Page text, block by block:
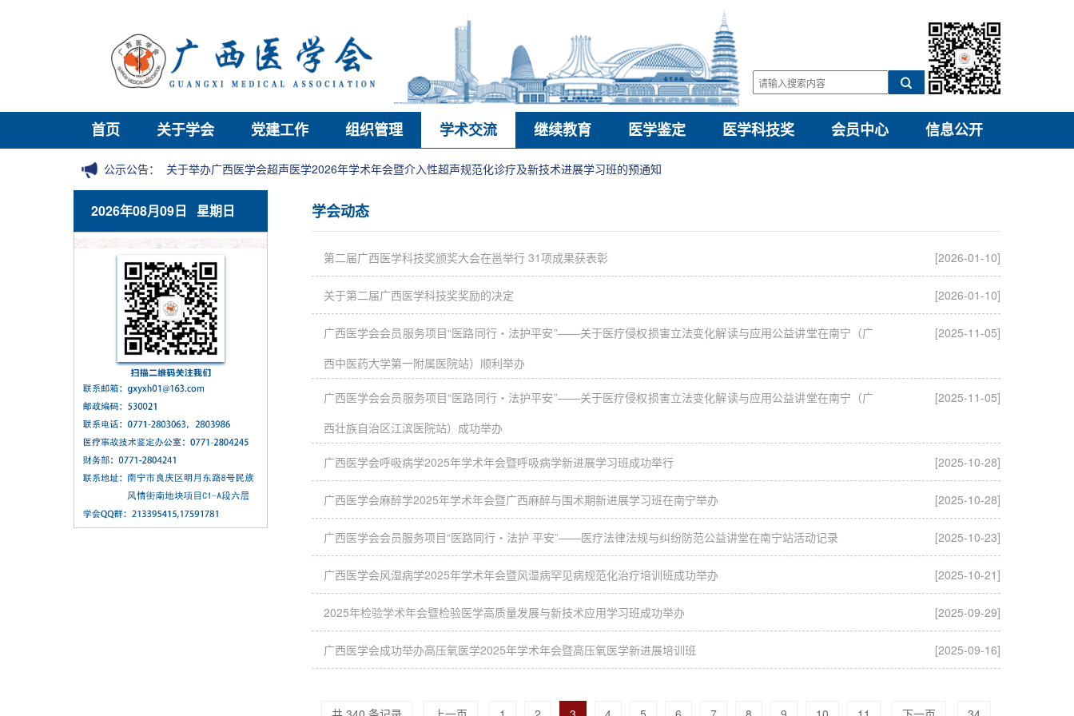
首页 关于学会 党建工作 组织管理 学术交流 继续教育 医学鉴定 医学科技奖 会员中心 信息公开
公示公告： 关于举办广西医学会超声医学2026年学术年会暨介入性超声规范化诊疗及新技术进展学习班的预通知
2026年08月09日 星期日 学会动态
第二届广西医学科技奖颁奖大会在邕举行 31项成果获表彰 [2026-01-10]
关于第二届广西医学科技奖奖励的决定 [2026-01-10]
广西医学会会员服务项目“医路同行・法护平安”——关于医疗侵权损害立法变化解读与应用公益讲堂在南宁（广
西中医药大学第一附属医院站）顺利举办
[2025-11-05]
广西医学会会员服务项目“医路同行・法护平安”——关于医疗侵权损害立法变化解读与应用公益讲堂在南宁（广
西壮族自治区江滨医院站）成功举办
[2025-11-05]
广西医学会呼吸病学2025年学术年会暨呼吸病学新进展学习班成功举行 [2025-10-28]
广西医学会麻醉学2025年学术年会暨广西麻醉与围术期新进展学习班在南宁举办 [2025-10-28]
广西医学会会员服务项目“医路同行・法护 平安”——医疗法律法规与纠纷防范公益讲堂在南宁站活动记录 [2025-10-23]
广西医学会风湿病学2025年学术年会暨风湿病罕见病规范化治疗培训班成功举办 [2025-10-21]
2025年检验学术年会暨检验医学高质量发展与新技术应用学习班成功举办 [2025-09-29]
广西医学会成功举办高压氧医学2025年学术年会暨高压氧医学新进展培训班 [2025-09-16]